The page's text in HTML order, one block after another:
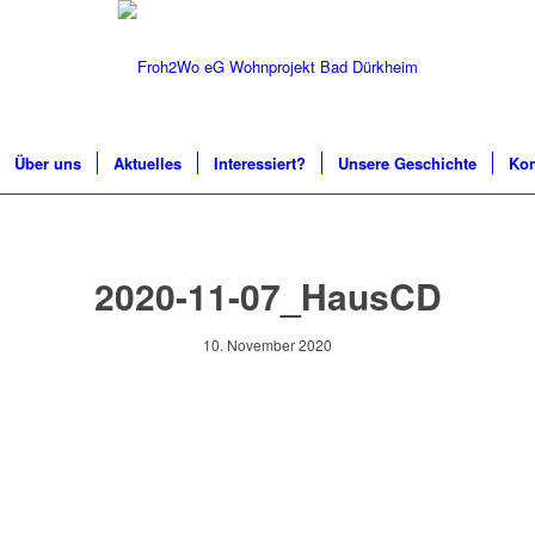
Über uns Aktuelles Interessiert? Unsere Geschichte
2020-11-07_HausCD
10. November 2020